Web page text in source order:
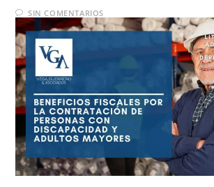
SIN COMENTARIOS